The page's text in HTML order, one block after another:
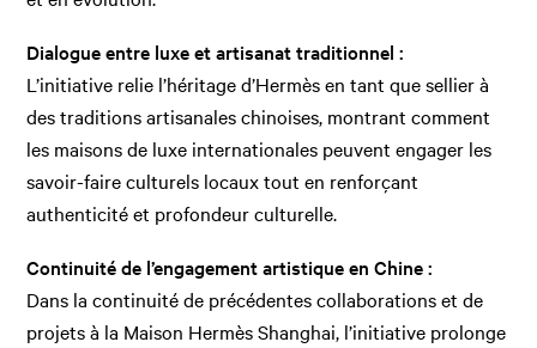
Dialogue entre luxe et artisanat traditionnel :
L’initiative relie l’héritage d’Hermès en tant que sellier à
des traditions artisanales chinoises, montrant comment
les maisons de luxe internationales peuvent engager les
savoir-faire culturels locaux tout en renforçant
authenticité et profondeur culturelle.
Continuité de l’engagement artistique en Chine :
Dans la continuité de précédentes collaborations et de
projets à la Maison Hermès Shanghai, l’initiative prolonge